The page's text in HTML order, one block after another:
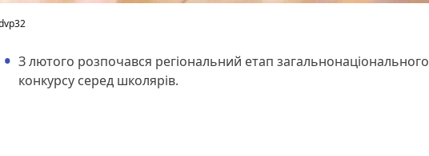
З лютого розпочався регіональний етап загальнонаціонального
конкурсу серед школярів.